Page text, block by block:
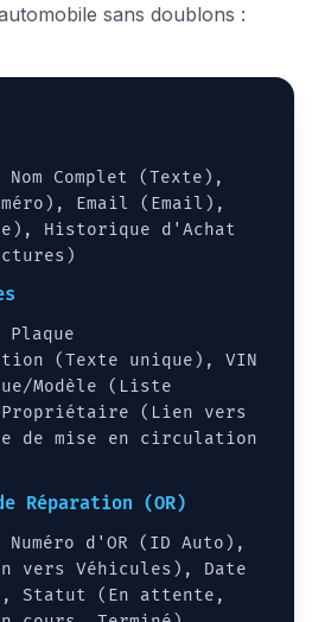
sans doublons :
Nom Complet (Texte),
Email (Email),
Historique d'Achat
Plaque
(Texte unique), VIN
Modèle (Liste
(Lien vers
de mise en circulation
Réparation (OR)
Numéro d'OR (ID Auto),
vers Véhicules), Date
Statut (En attente,